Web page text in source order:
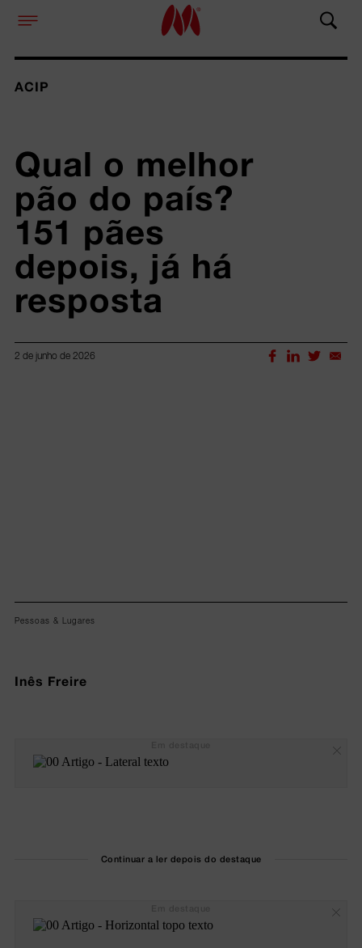
ACIP
Qual o melhor
pão do país?
151 pães
depois, já há
resposta
2 de junho de 2026
Pessoas & Lugares
Inês Freire
Continuar a ler depois do destaque